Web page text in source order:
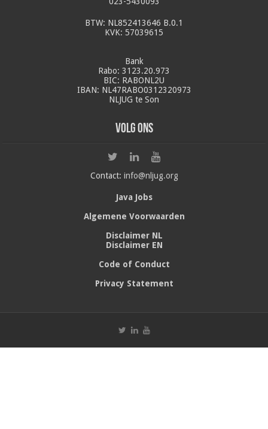
BTW: NL852413646 B.0.1
KVK: 57039615
Bank
Rabo: 3123.20.973
BIC: RABONL2U
IBAN: NL47RABO0312320973
NLJUG te Son
Volg ons
Contact: info@nljug.org
Java Jobs
Algemene Voorwaarden
Disclaimer NL
Disclaimer EN
Code of Conduct
Privacy Statement